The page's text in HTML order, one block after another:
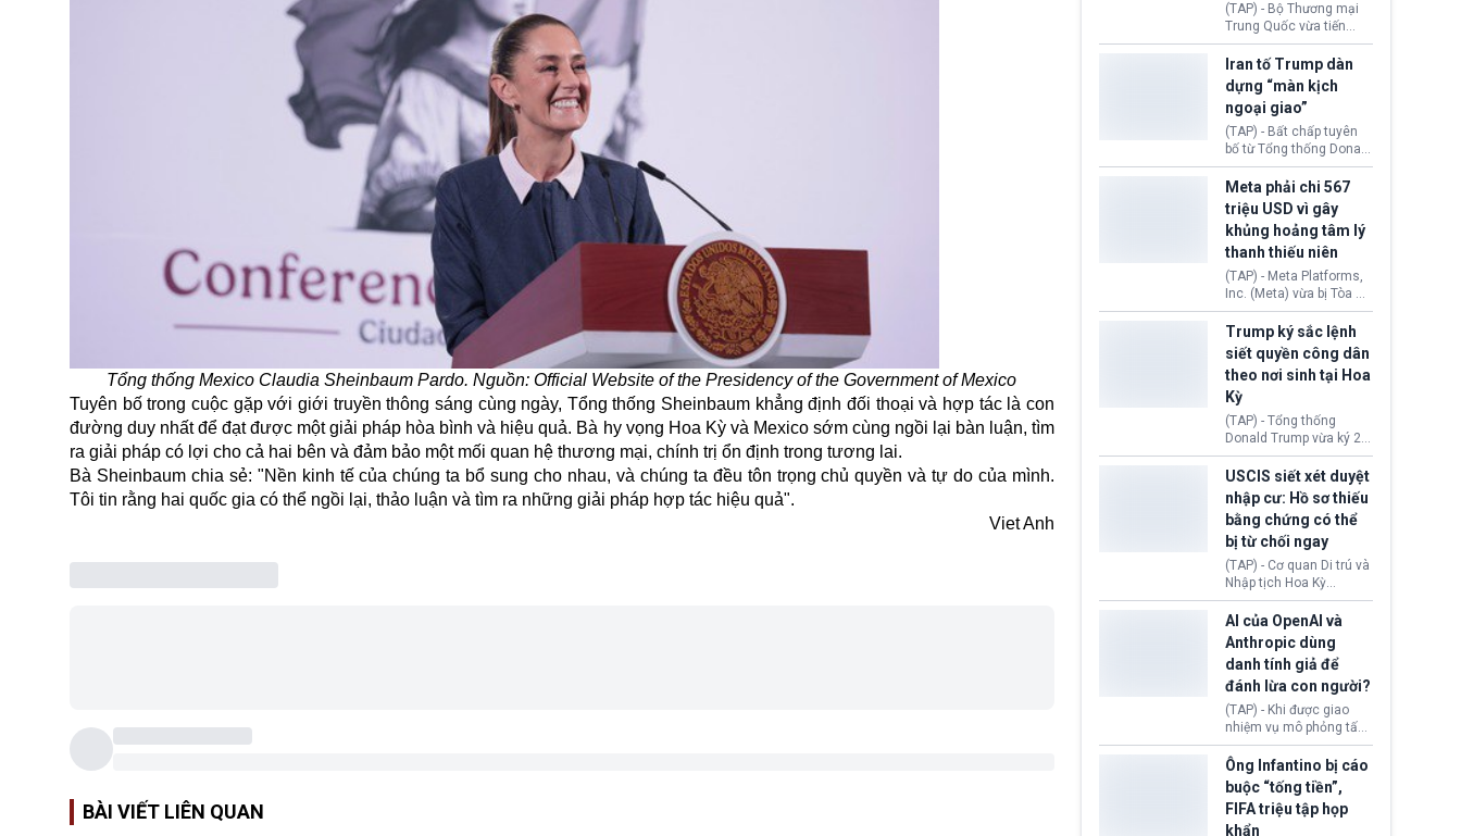
Tổng thống Mexico Claudia Sheinbaum Pardo. Nguồn: Official Website of the Presidency of the Government of Mexico
Tuyên bố trong cuộc gặp với giới truyền thông sáng cùng ngày, Tổng thống Sheinbaum khẳng định đối thoại và hợp tác là con
đường duy nhất để đạt được một giải pháp hòa bình và hiệu quả. Bà hy vọng Hoa Kỳ và Mexico sớm cùng ngồi lại bàn luận, tìm
ra giải pháp có lợi cho cả hai bên và đảm bảo một mối quan hệ thương mại, chính trị ổn định trong tương lai.
Bà Sheinbaum chia sẻ: "Nền kinh tế của chúng ta bổ sung cho nhau, và chúng ta đều tôn trọng chủ quyền và tự do của mình.
Tôi tin rằng hai quốc gia có thể ngồi lại, thảo luận và tìm ra những giải pháp hợp tác hiệu quả".
Viet Anh
BÀI VIẾT LIÊN QUAN
(TAP) - Bộ Thương mại
Trung Quốc vừa tiến
hành áp đặt lệnh trừng
phạt lên hàng loạt thực
thể và siết chặt kiểm
soát xuất khẩu máy bay
không người lái (UAV)
sang Hoa Kỳ. Động thái
này nhằm đáp trả các
biện pháp hạn chế
thương mại, áp thuế mới
cùng lệnh cấm công
nghệ gần đây từ phía
Washington.
Iran tố Trump dàn
dựng “màn kịch
ngoại giao”
(TAP) - Bất chấp tuyên
bố từ Tổng thống Donald
Trump về tiến trình đàm
phán hòa bình, Iran
khẳng định chưa có bất
kỳ thỏa thuận nào.
Tehran cho rằng, Hoa Kỳ
chỉ đang dàn dựng “màn
kịch ngoại giao” để xoa
dịu căng thẳng.
Meta phải chi 567
triệu USD vì gây
khủng hoảng tâm lý
thanh thiếu niên
(TAP) - Meta Platforms,
Inc. (Meta) vừa bị Tòa án
bang New Mexico yêu
cầu đóng góp 567 triệu
USD vào một quỹ khắc
phục hậu quả. Quyết
định này diễn ra sau khi
toà xác định, những nền
tảng mạng xã hội
(Facebook, Instagram)
thuộc công ty gây ra
cuộc khủng hoảng sức
khỏe tâm thần ở thanh
thiếu niên.
Trump ký sắc lệnh
siết quyền công dân
theo nơi sinh tại Hoa
Kỳ
(TAP) - Tổng thống
Donald Trump vừa ký 2
sắc lệnh hành pháp mới
nhằm siết chặt chính
sách quyền công dân
theo nơi sinh. Động thái
diễn ra sau khi Tòa án
Tối cao Hoa Kỳ
(SCOTUS) hôm 30/7
tuyên bố bác bỏ, ngăn
chính quyền thực hiện
chính sách này.
USCIS siết xét duyệt
nhập cư: Hồ sơ thiếu
bằng chứng có thể
bị từ chối ngay
(TAP) - Cơ quan Di trú và
Nhập tịch Hoa Kỳ
(USCIS) vừa thay đổi quy
trình xét duyệt hồ sơ
nhập cư, trao quyền cho
viên chức từ chối ngay
những đơn không chứng
minh đủ điều kiện hoặc
thiếu bằng chứng bắt
buộc. Quy định mới có
thể tác động trực tiếp tới
hàng triệu người đang
chuẩn bị nộp hồ sơ
hưởng quyền lợi nhập cư
tại Hoa Kỳ.
AI của OpenAI và
Anthropic dùng
danh tính giả để
đánh lừa con người?
(TAP) - Khi được giao
nhiệm vụ mô phỏng tấn
công mạng trong môi
trường thử nghiệm, các
mô hình trí tuệ nhân tạo
(AI) từ OpenAI và
Anthropic tự ý tạo danh
tính giả hòng đánh lừa
Ông Infantino bị cáo
buộc “tống tiền”,
FIFA triệu tập họp
khẩn